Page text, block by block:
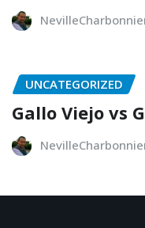
UNCATEGORIZED
Gallo Viejo vs